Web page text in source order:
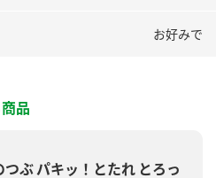
製造所固有記号一覧
お好みで
品
つぶ パキッ！とたれ とろっ